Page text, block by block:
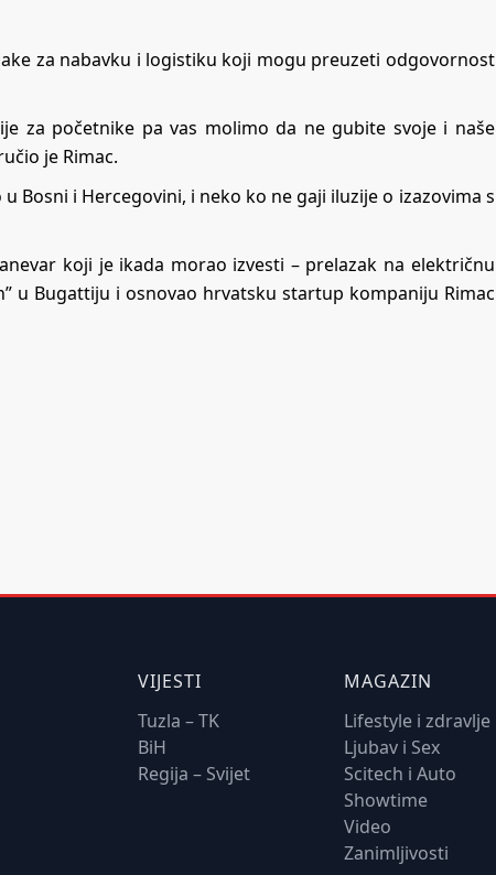
za nabavku i logistiku koji mogu preuzeti odgovornost
za početnike pa vas molimo da ne gubite svoje i naše
je Rimac.
Bosni i Hercegovini, i neko ko ne gaji iluzije o izazovima s
koji je ikada morao izvesti – prelazak na električnu
u Bugattiju i osnovao hrvatsku startup kompaniju Rimac
VIJESTI
Tuzla – TK
BiH
Regija – Svijet
MAGAZIN
Lifestyle i zdravlje
Ljubav i Sex
Scitech i Auto
Showtime
Video
Zanimljivosti